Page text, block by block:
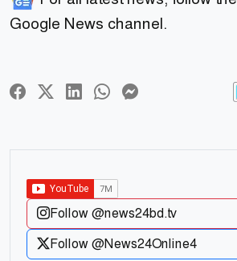
Google News channel.
Follow @news24bd.tv
Follow @News24Online4